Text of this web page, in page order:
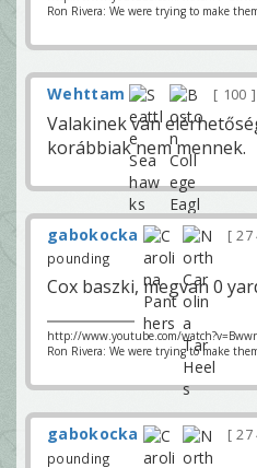
Ron Rivera: We were trying to make
Wehttam 100
Valakinek van
korábbiak nem mennek.
gabokocka 27
pounding
Cox baszki, megvan 0
http://www.youtube.com/
Ron Rivera: We were trying to make
gabokocka 27
pounding